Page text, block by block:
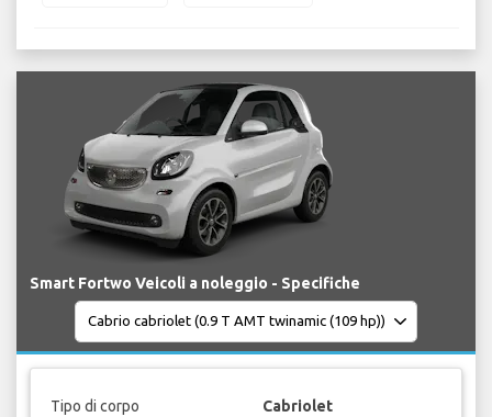
Smart Fortwo Veicoli a noleggio - Specifiche
Tipo di corpo Cabriolet